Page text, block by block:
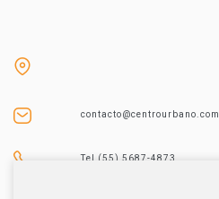
contacto@centrourbano.com
Tel (55) 5687-4873